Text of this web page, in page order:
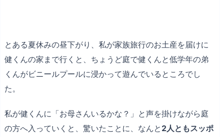
とある夏休みの昼下がり、私が家族旅行のお土産を届けに
健くんの家まで行くと、ちょうど庭で健くんと低学年の弟
くんがビニールプールに浸かって遊んでいるところでし
た。
私が健くんに「お母さんいるかな？」と声を掛けながら庭
の方へ入っていくと、驚いたことに、なんと 2人ともスッポ